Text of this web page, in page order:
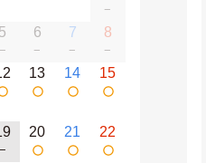
−
5
−
6
−
7
−
8
−
13 14 15
−
20 21 22